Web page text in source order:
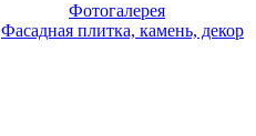
Фотогалерея
Фасадная плитка, камень, декор